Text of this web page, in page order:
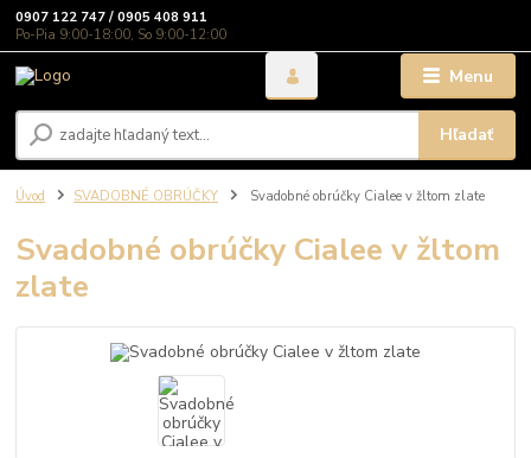
Menu
Hľadať
0907 122 747 / 0905 408 911
Po-Pia 9:00-18:00, So 9:00-12:00
Úvod SVADOBNÉ OBRÚČKY Svadobné obrúčky Cialee v žltom zlate
Svadobné obrúčky Cialee v žltom
zlate